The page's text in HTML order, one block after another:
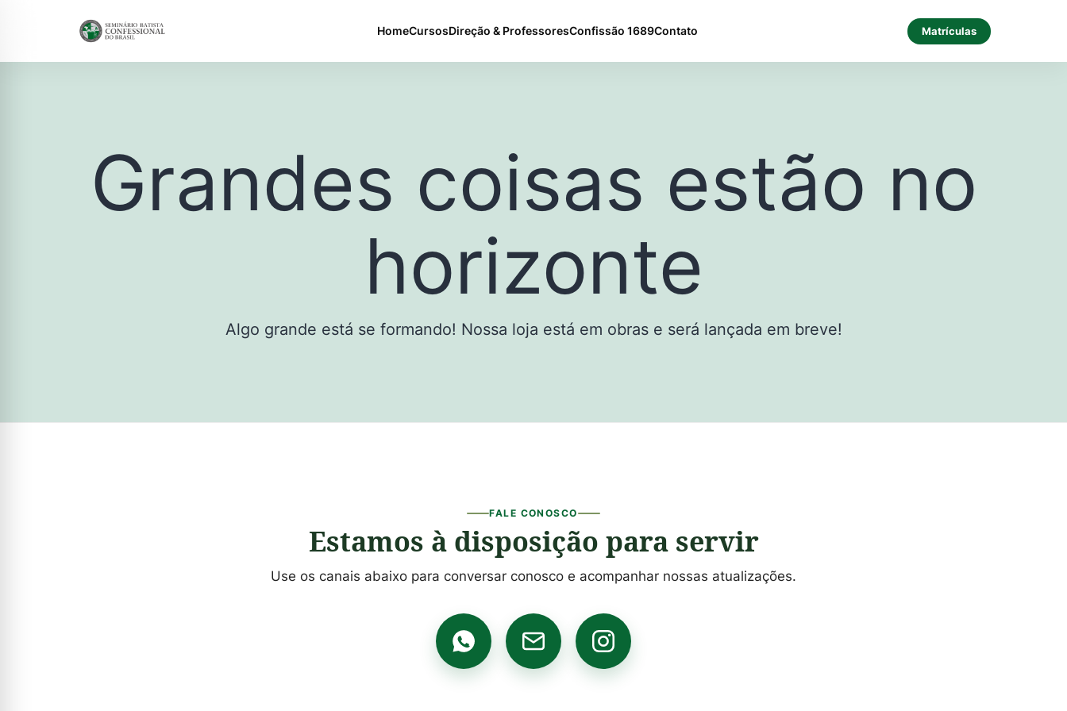
HomeCursosDireção & ProfessoresConfissão 1689Contato Matrículas
Grandes coisas estão no
horizonte
Algo grande está se formando! Nossa loja está em obras e será lançada em breve!
FALE CONOSCO
Estamos à disposição para servir
Use os canais abaixo para conversar conosco e acompanhar nossas atualizações.